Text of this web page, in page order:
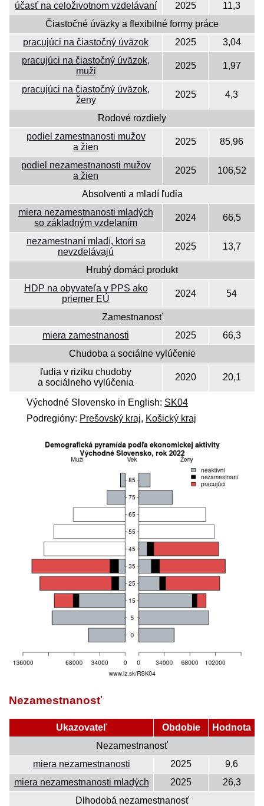
účasť na celoživotnom vzdelávaní
2025
11,3
Čiastočné úväzky a flexibilné formy práce
pracujúci na čiastočný úväzok
2025
3,04
pracujúci na čiastočný úväzok,
muži
2025 1,97
pracujúci na čiastočný úväzok,
ženy
2025 4,3
Rodové rozdiely
podiel zamestnanosti mužov
a žien
2025 85,96
podiel nezamestnanosti mužov
a žien
2025 106,52
Absolventi a mladí ľudia
miera nezamestnanosti mladých
so základným vzdelaním
2024 66,5
nezamestnaní mladí, ktorí sa
nevzdelávajú
2025 13,7
Hrubý domáci produkt
HDP na obyvateľa v PPS ako
priemer EÚ
2024 54
Zamestnanosť
miera zamestnanosti
2025
66,3
Chudoba a sociálne vylúčenie
ľudia v riziku chudoby
a sociálneho vylúčenia
2020 20,1
Východné Slovensko in English: SK04
Podregióny: Prešovský kraj, Košický kraj
Nezamestnanosť
Ukazovateľ Obdobie
Hodnota
Nezamestnanosť
miera nezamestnanosti
2025
9,6
miera nezamestnanosti mladých
2025
26,3
Dlhodobá nezamestnanosť